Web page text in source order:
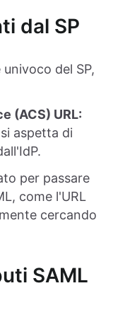
dal SP
del SP,
(ACS) URL:
aspetta di
per passare
come l'URL
cercando
SAML